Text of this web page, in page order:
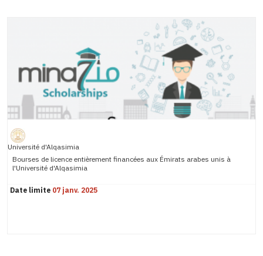
Université d'Alqasimia
Bourses de licence entièrement financées aux Émirats arabes unis à
l'Université d'Alqasimia
Date limite 07 janv. 2025